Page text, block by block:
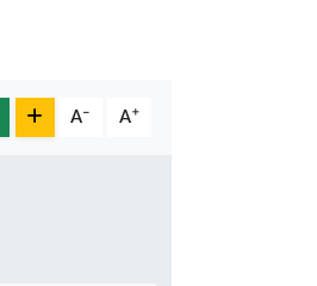
A- A+